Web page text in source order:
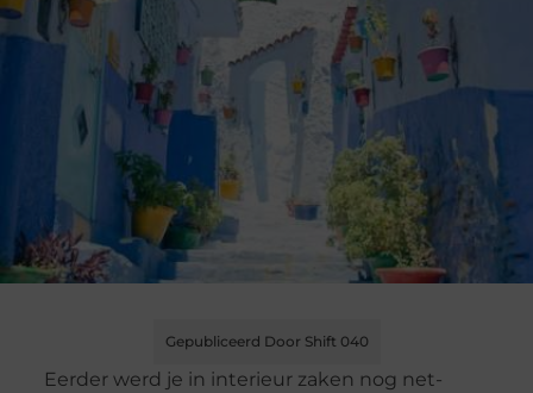
Gepubliceerd Door Shift 040
Eerder werd je in interieur zaken nog net-